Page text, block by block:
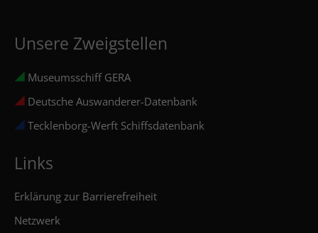
Unsere Zweigstellen
Museumsschiff GERA
Deutsche Auswanderer-Datenbank
Tecklenborg-Werft Schiffsdatenbank
Links
Erklärung zur Barrierefreiheit
Netzwerk